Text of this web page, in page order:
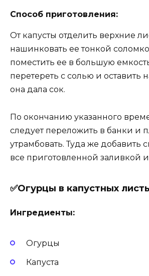
Способ приготовления:
От капусты отделить верхние
нашинковать ее тонкой
поместить ее в большую
перетереть с солью и оставить
она дала сок.
По окончанию указанного
следует переложить в банки и
утрамбовать. Туда же добавить
все приготовленной заливкой
✅Огурцы в капустных
Ингредиенты:
Огурцы
Капуста